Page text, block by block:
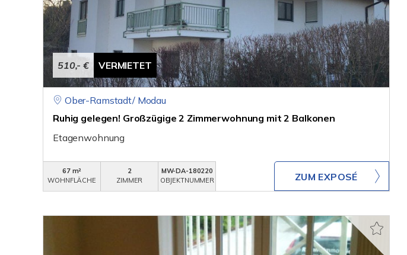
510,- € VERMIETET
Ober-Ramstadt/ Modau
Ruhig gelegen! Großzügige 2 Zimmerwohnung mit 2 Balkonen
Etagenwohnung
67 m²
WOHNFLÄCHE
2
ZIMMER
MW-DA-180220
OBJEKTNUMMER
ZUM EXPOSÉ